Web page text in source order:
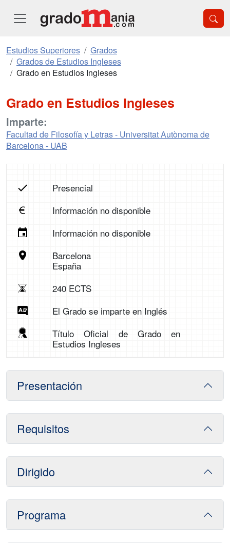
Estudios Superiores
Grados
Grados de Estudios Ingleses
Grado en Estudios Ingleses
Grado en Estudios Ingleses
Imparte:
Facultad de Filosofía y Letras - Universitat Autònoma de
Barcelona - UAB
Presencial
Información no disponible
Información no disponible
Barcelona
España
240 ECTS
El Grado se imparte en Inglés
Título Oficial de Grado en
Estudios Ingleses
Presentación
Requisitos
Dirigido
Programa